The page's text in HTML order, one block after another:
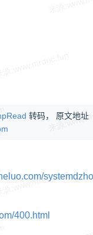
转码， 原文地址
400.html